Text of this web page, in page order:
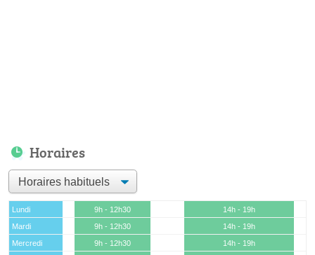
Horaires
Lundi 9h - 12h30
14h - 19h
Mardi
9h - 12h30
14h - 19h
Mercredi
9h - 12h30
14h - 19h